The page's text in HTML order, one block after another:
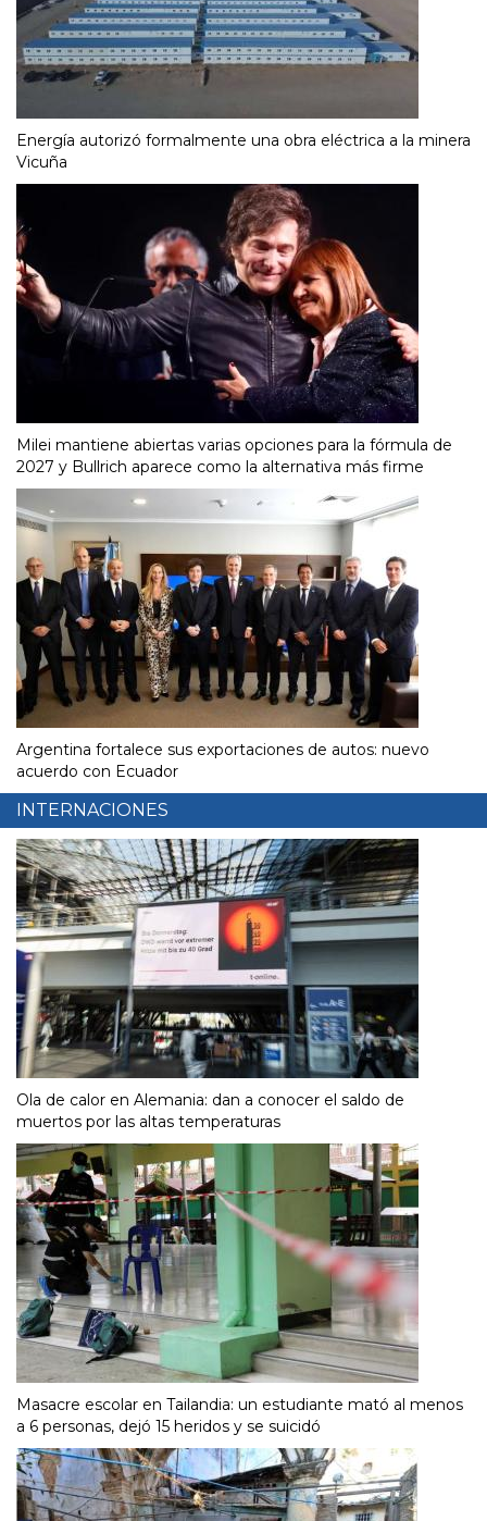
Energía autorizó formalmente una obra eléctrica a la minera
Vicuña
Milei mantiene abiertas varias opciones para la fórmula de
2027 y Bullrich aparece como la alternativa más firme
Argentina fortalece sus exportaciones de autos: nuevo
acuerdo con Ecuador
INTERNACIONES
Ola de calor en Alemania: dan a conocer el saldo de
muertos por las altas temperaturas
Masacre escolar en Tailandia: un estudiante mató al menos
a 6 personas, dejó 15 heridos y se suicidó